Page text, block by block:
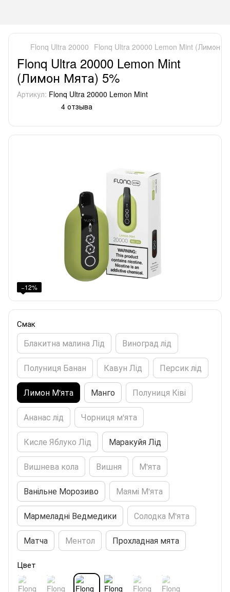
Flonq Ultra 20000 Flonq Ultra 20000 Lemon Mint (Лимон
Flonq Ultra 20000 Lemon Mint
(Лимон Мята) 5%
Артикул: Flonq Ultra 20000 Lemon Mint
4 отзыва
−12%
Смак
Блакитна малина Лід Виноград лід
Полуниця Банан Кавун Лід Персик лід
Лимон М'ята Манго Полуниця Ківі
Ананас лід Чорниця м'ята
Кисле Яблуко Лід Маракуйя Лід
Вишнева кола Вишня М'ята
Ванільне Морозиво Маямі М'ята
Мармеладні Ведмедики Солодка М'ята
Матча Ментол Прохладная мята
Цвет